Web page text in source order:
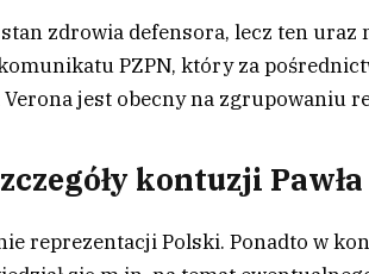
zdrowia defensora, lecz ten uraz
PZPN, który za
jest obecny na zgrupowaniu
kontuzji
reprezentacji Polski. Ponadto w